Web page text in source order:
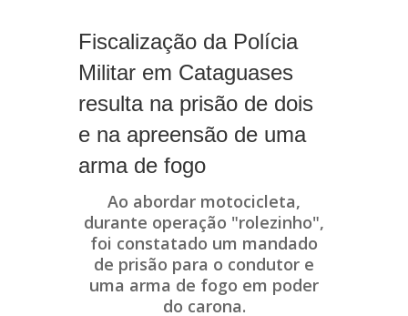
Fiscalização da Polícia
Militar em Cataguases
resulta na prisão de dois
e na apreensão de uma
arma de fogo
Ao abordar motocicleta,
durante operação "rolezinho",
foi constatado um mandado
de prisão para o condutor e
uma arma de fogo em poder
do carona.